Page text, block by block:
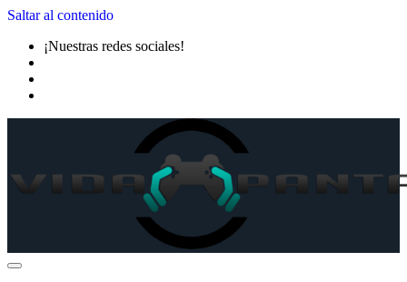
Saltar al contenido
¡Nuestras redes sociales!